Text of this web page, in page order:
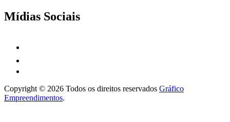
Mídias Sociais
Copyright © 2026 Todos os direitos reservados Gráfico
Empreendimentos.